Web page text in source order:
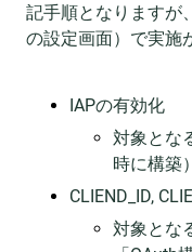
記手順となりますが
の設定画面）で実施
IAPの有効化
対象とな
時に構築
CLIEND_ID,
対象とな